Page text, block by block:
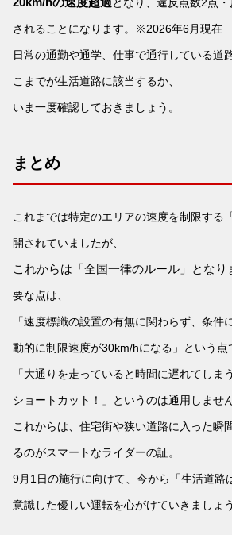
されることになります。※2026年6月現在
日常の通勤や通学、仕事で通行している道
こまでが生活道路に該当するか、
いま一度確認しておきましょう。
まとめ
これまでは特定のエリアの速度を制限する
開されていましたが、
これからは「全国一律のルール」となり
要な点は、
「速度標識の設置の有無に関わらず、 条件
動的に制限速度が30km/hになる」という点
「大通りを走っていると時間に遅れてしま
ショートカット！」というのは通用しません
これからは、 住宅街や狭い道路に入った瞬
るのがスマートなライダーの証。
9月1日の施行に向けて、 今から「生活道路
意識した優しい運転を心がけていきましょう